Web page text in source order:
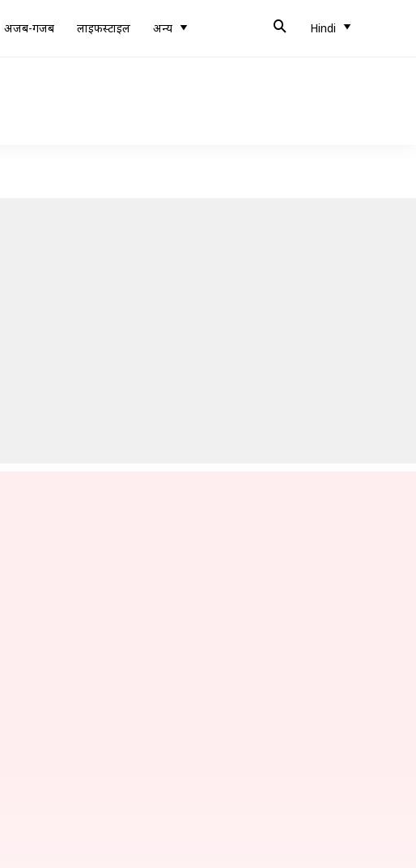
अजब-गजब लाइफस्टाइल अन्य Hindi